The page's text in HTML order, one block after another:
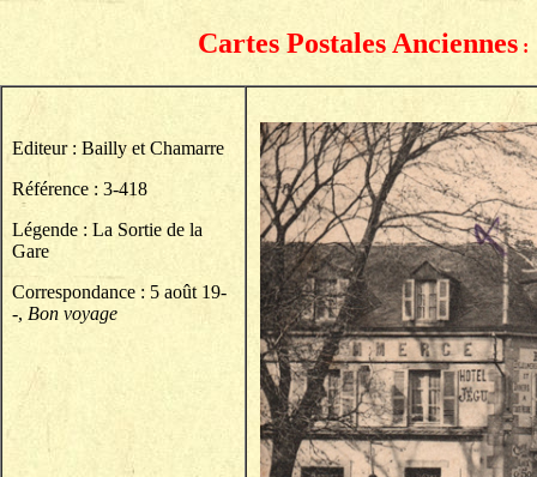
Cartes Postales Anciennes
Editeur : Bailly et Chamarre
Référence : 3-418
Légende : La Sortie de la
Gare
Correspondance : 5 août 19-
-, Bon voyage